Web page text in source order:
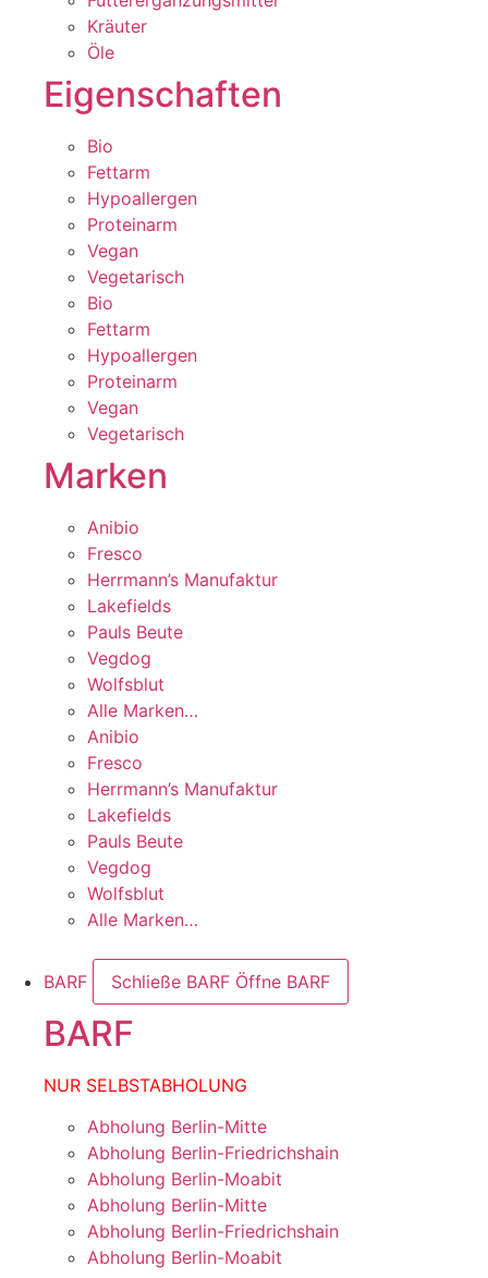
Kräuter
Öle
Eigenschaften
Bio
Fettarm
Hypoallergen
Proteinarm
Vegan
Vegetarisch
Bio
Fettarm
Hypoallergen
Proteinarm
Vegan
Vegetarisch
Marken
Anibio
Fresco
Herrmann’s Manufaktur
Lakefields
Pauls Beute
Vegdog
Wolfsblut
Alle Marken…
Anibio
Fresco
Herrmann’s Manufaktur
Lakefields
Pauls Beute
Vegdog
Wolfsblut
Alle Marken…
BARF Schließe BARF Öffne BARF
BARF
NUR SELBSTABHOLUNG
Abholung Berlin-Mitte
Abholung Berlin-Friedrichshain
Abholung Berlin-Moabit
Abholung Berlin-Mitte
Abholung Berlin-Friedrichshain
Abholung Berlin-Moabit